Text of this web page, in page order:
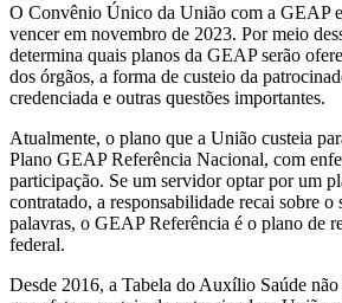
O Convênio Único da União com a GEAP
vencer em novembro de 2023. Por meio
determina quais planos da GEAP serão
dos órgãos, a forma de custeio da
credenciada e outras questões importantes.
Atualmente, o plano que a União custeia
Plano GEAP Referência Nacional, com
participação. Se um servidor optar por um
contratado, a responsabilidade recai sobre o
palavras, o GEAP Referência é o plano de
federal.
Desde 2016, a Tabela do Auxílio Saúde não